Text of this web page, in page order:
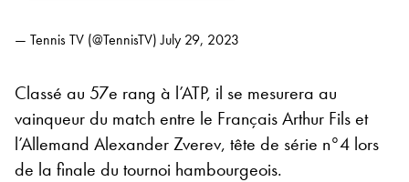
— Tennis TV (@TennisTV)July 29, 2023
Classé au 57e rang à l’ATP, il se mesurera au
vainqueur du match entre le Français Arthur Fils et
l’Allemand Alexander Zverev, tête de série n°4 lors
de la finale du tournoi hambourgeois.